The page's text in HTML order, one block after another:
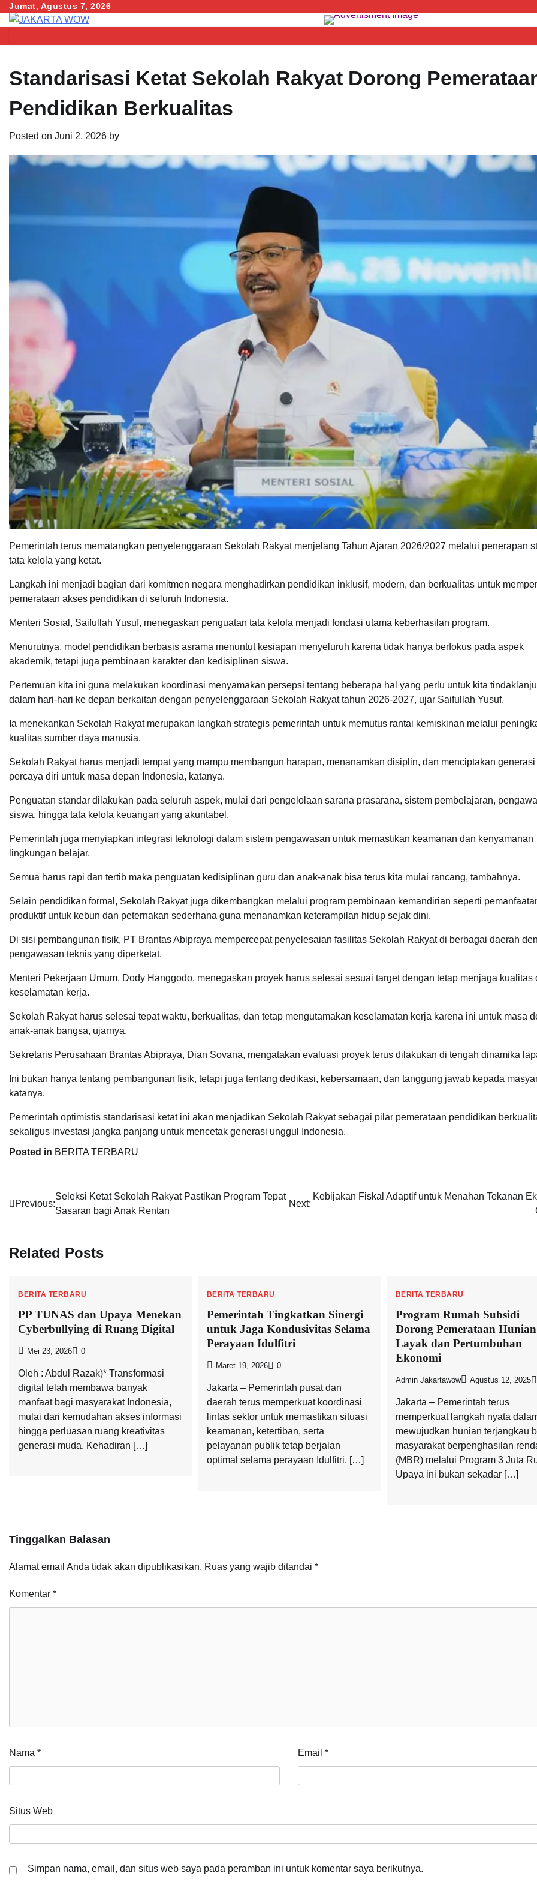
SkipJumat, Agustus 7, 2026
Standarisasi Ketat Sekolah Rakyat Dorong
Pendidikan Berkualitas
Posted on Juni 2, 2026 by
Pemerintah terus mematangkan penyelenggaraan Sekolah Rakyat menjelang Tahun Ajaran 2026/2027 melalui penerapan
tata kelola yang ketat.
Langkah ini menjadi bagian dari komitmen negara menghadirkan pendidikan inklusif, modern, dan berkualitas untuk
pemerataan akses pendidikan di seluruh Indonesia.
Menteri Sosial, Saifullah Yusuf, menegaskan penguatan tata kelola menjadi fondasi utama keberhasilan program.
Menurutnya, model pendidikan berbasis asrama menuntut kesiapan menyeluruh karena tidak hanya berfokus pada aspek
akademik, tetapi juga pembinaan karakter dan kedisiplinan siswa.
Pertemuan kita ini guna melakukan koordinasi menyamakan persepsi tentang beberapa hal yang perlu untuk kita
dalam hari-hari ke depan berkaitan dengan penyelenggaraan Sekolah Rakyat tahun 2026-2027, ujar Saifullah Yusuf.
Ia menekankan Sekolah Rakyat merupakan langkah strategis pemerintah untuk memutus rantai kemiskinan melalui
kualitas sumber daya manusia.
Sekolah Rakyat harus menjadi tempat yang mampu membangun harapan, menanamkan disiplin, dan menciptakan generasi
percaya diri untuk masa depan Indonesia, katanya.
Penguatan standar dilakukan pada seluruh aspek, mulai dari pengelolaan sarana prasarana, sistem pembelajaran,
siswa, hingga tata kelola keuangan yang akuntabel.
Pemerintah juga menyiapkan integrasi teknologi dalam sistem pengawasan untuk memastikan keamanan dan kenyamanan
lingkungan belajar.
Semua harus rapi dan tertib maka penguatan kedisiplinan guru dan anak-anak bisa terus kita mulai rancang, tambahnya.
Selain pendidikan formal, Sekolah Rakyat juga dikembangkan melalui program pembinaan kemandirian seperti
produktif untuk kebun dan peternakan sederhana guna menanamkan keterampilan hidup sejak dini.
Di sisi pembangunan fisik, PT Brantas Abipraya mempercepat penyelesaian fasilitas Sekolah Rakyat di berbagai daerah
pengawasan teknis yang diperketat.
Menteri Pekerjaan Umum, Dody Hanggodo, menegaskan proyek harus selesai sesuai target dengan tetap menjaga kualitas
keselamatan kerja.
Sekolah Rakyat harus selesai tepat waktu, berkualitas, dan tetap mengutamakan keselamatan kerja karena ini untuk masa
anak-anak bangsa, ujarnya.
Sekretaris Perusahaan Brantas Abipraya, Dian Sovana, mengatakan evaluasi proyek terus dilakukan di tengah dinamika
Ini bukan hanya tentang pembangunan fisik, tetapi juga tentang dedikasi, kebersamaan, dan tanggung jawab kepada
katanya.
Pemerintah optimistis standarisasi ketat ini akan menjadikan Sekolah Rakyat sebagai pilar pemerataan pendidikan
sekaligus investasi jangka panjang untuk mencetak generasi unggul Indonesia.
Posted in BERITA TERBARU
Navigasi
Previous:
Seleksi Ketat Sekolah Rakyat Pastikan Program Tepat
Sasaran bagi Anak Rentan
Next:
Kebijakan Fiskal Adaptif untuk Menahan Tekanan
Related Posts
BERITA TERBARU
PP TUNAS dan Upaya Menekan
Cyberbullying di Ruang Digital
Mei 23, 2026 0
Oleh : Abdul Razak)* Transformasi
digital telah membawa banyak
manfaat bagi masyarakat Indonesia,
mulai dari kemudahan akses informasi
hingga perluasan ruang kreativitas
generasi muda. Kehadiran […]
BERITA TERBARU
Pemerintah Tingkatkan Sinergi
untuk Jaga Kondusivitas Selama
Perayaan Idulfitri
Maret 19, 2026 0
Jakarta – Pemerintah pusat dan
daerah terus memperkuat koordinasi
lintas sektor untuk memastikan situasi
keamanan, ketertiban, serta
pelayanan publik tetap berjalan
optimal selama perayaan Idulfitri. […]
BERITA TERBARU
Program Rumah Subsidi
Dorong Pemerataan Hunian
Layak dan Pertumbuhan
Ekonomi
Admin Jakartawow Agustus 12, 2025
Jakarta – Pemerintah terus
memperkuat langkah nyata
mewujudkan hunian terjangkau
masyarakat berpenghasilan
(MBR) melalui Program 3 Juta
Upaya ini bukan sekadar […]
Tinggalkan Balasan
Alamat email Anda tidak akan dipublikasikan. Ruas yang wajib ditandai *
Komentar *
Nama * Email*
Situs Web
Simpan nama, email, dan situs web saya pada peramban ini untuk komentar saya berikutnya.